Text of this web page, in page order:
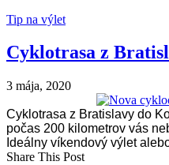
Tip na výlet
Cyklotrasa z
3 mája, 2020
Cyklotrasa z Bratislavy do
počas 200 kilometrov vás
Ideálny víkendový výlet
Share This Post